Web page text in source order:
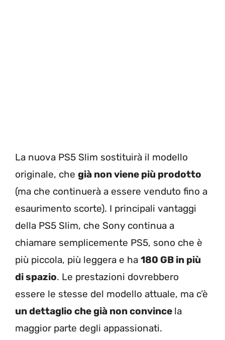
La nuova PS5 Slim sostituirà il modello
originale, che già non viene più prodotto
(ma che continuerà a essere venduto fino a
esaurimento scorte). I principali vantaggi
della PS5 Slim, che Sony continua a
chiamare semplicemente PS5, sono che è
più piccola, più leggera e ha 180 GB in più
di spazio. Le prestazioni dovrebbero
essere le stesse del modello attuale, ma c’è
un dettaglio che già non convince la
maggior parte degli appassionati.